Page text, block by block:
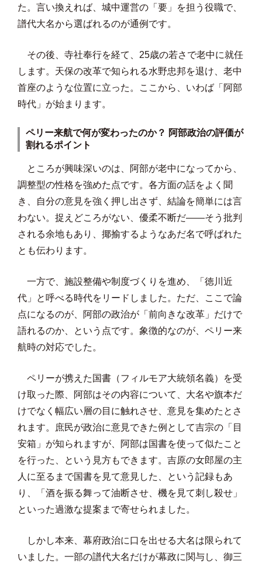
た。言い換えれば、城中運営の「要」を担う役職で、
譜代大名から選ばれるのが通例です。
その後、寺社奉行を経て、25歳の若さで老中に就任
します。天保の改革で知られる水野忠邦を退け、老中
首座のような位置に立った。ここから、いわば「阿部
時代」が始まります。
ペリー来航で何が変わったのか？ 阿部政治の評価が
割れるポイント
ところが興味深いのは、阿部が老中になってから、
調整型の性格を強めた点です。各方面の話をよく聞
き、自分の意見を強く押し出さず、結論を簡単には言
わない。捉えどころがない、優柔不断だ――そう批判
される余地もあり、揶揄するようなあだ名で呼ばれた
とも伝わります。
一方で、施設整備や制度づくりを進め、「徳川近
代」と呼べる時代をリードしました。ただ、ここで論
点になるのが、阿部の政治が「前向きな改革」だけで
語れるのか、という点です。象徴的なのが、ペリー来
航時の対応でした。
ペリーが携えた国書（フィルモア大統領名義）を受
け取った際、阿部はその内容について、大名や旗本だ
けでなく幅広い層の目に触れさせ、意見を集めたとさ
れます。庶民が政治に意見できた例として吉宗の「目
安箱」が知られますが、阿部は国書を使って似たこと
を行った、という見方もできます。吉原の女郎屋の主
人に至るまで国書を見て意見した、という記録もあ
り、「酒を振る舞って油断させ、機を見て刺し殺せ」
といった過激な提案まで寄せられました。
しかし本来、幕府政治に口を出せる大名は限られて
いました。一部の譜代大名だけが幕政に関与し、御三